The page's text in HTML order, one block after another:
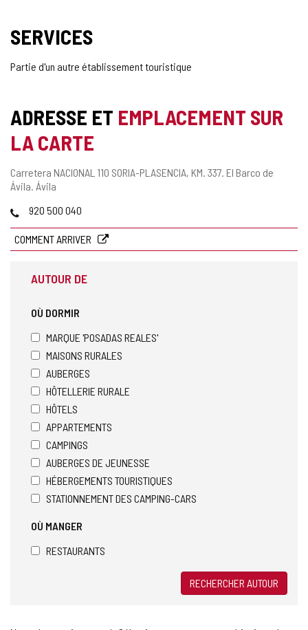
SERVICES
Partie d'un autre établissement touristique
ADRESSE ET EMPLACEMENT SUR
LA CARTE
Adresse
postale
Carretera NACIONAL 110 SORIA-PLASENCIA, KM. 337. El Barco de
Ávila. Ávila
Téléphones
920 500 040
COMMENT ARRIVER
AUTOUR DE
OÙ DORMIR
MARQUE 'POSADAS REALES'
MAISONS RURALES
AUBERGES
HÔTELLERIE RURALE
HÔTELS
APPARTEMENTS
CAMPINGS
AUBERGES DE JEUNESSE
HÉBERGEMENTS TOURISTIQUES
STATIONNEMENT DES CAMPING-CARS
OÙ MANGER
RESTAURANTS
RECHERCHER AUTOUR